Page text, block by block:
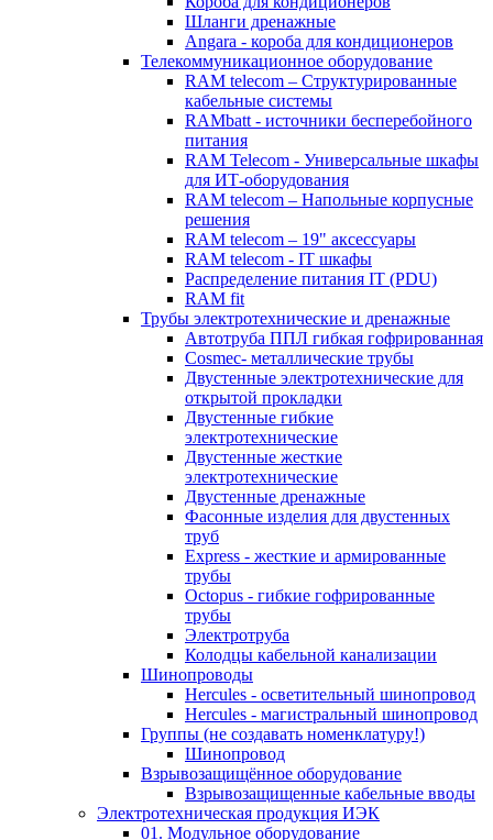
Шланги дренажные
Angara - короба для кондиционеров
Телекоммуникационное оборудование
RAM telecom – Структурированные
кабельные системы
RAMbatt - источники бесперебойного
питания
RAM Telecom - Универсальные шкафы
для ИТ-оборудования
RAM telecom – Напольные корпусные
решения
RAM telecom – 19" аксессуары
RAM telecom - IT шкафы
Распределение питания IT (PDU)
RAM fit
Трубы электротехнические и дренажные
Автотруба ППЛ гибкая гофрированная
Cosmec- металлические трубы
Двустенные электротехнические для
открытой прокладки
Двустенные гибкие
электротехнические
Двустенные жесткие
электротехнические
Двустенные дренажные
Фасонные изделия для двустенных
труб
Express - жесткие и армированные
трубы
Octopus - гибкие гофрированные
трубы
Электротруба
Колодцы кабельной канализации
Шинопроводы
Hercules - осветительный шинопровод
Hercules - магистральный шинопровод
Группы (не создавать номенклатуру!)
Шинопровод
Взрывозащищённое оборудование
Взрывозащищенные кабельные вводы
Электротехническая продукция ИЭК
01. Модульное оборудование